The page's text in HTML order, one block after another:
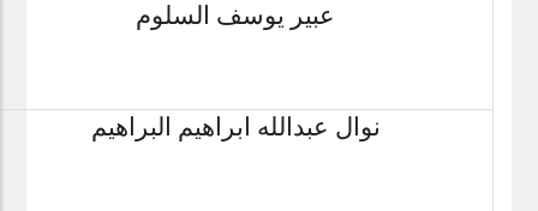
عبير يوسف السلوم
نوال عبدالله ابراهيم البراهيم